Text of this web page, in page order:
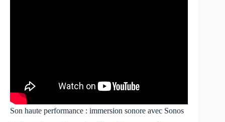
Son haute performance : immersion sonore avec Sonos